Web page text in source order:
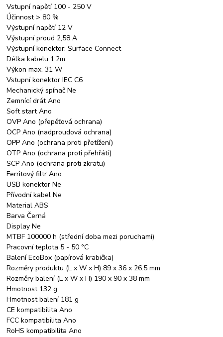
Vstupní napětí 100 - 250 V
Účinnost > 80 %
Výstupní napětí 12 V
Výstupní proud 2,58 A
Výstupní konektor: Surface Connect
Délka kabelu 1,2m
Výkon max. 31 W
Vstupní konektor IEC C6
Mechanický spínač Ne
Zemnící drát Ano
Soft start Ano
OVP Ano (přepěťová ochrana)
OCP Ano (nadproudová ochrana)
OPP Ano (ochrana proti přetížení)
OTP Ano (ochrana proti přehřátí)
SCP Ano (ochrana proti zkratu)
Ferritový filtr Ano
USB konektor Ne
Přívodní kabel Ne
Material ABS
Barva Černá
Display Ne
MTBF 100000 h (střední doba mezi poruchami)
Pracovní teplota 5 - 50 °C
Balení EcoBox (papírová krabička)
Rozměry produktu (L x W x H) 89 x 36 x 26.5 mm
Rozměry balení (L x W x H) 190 x 90 x 38 mm
Hmotnost 132 g
Hmotnost balení 181 g
CE kompatibilita Ano
FCC kompatibilita Ano
RoHS kompatibilita Ano